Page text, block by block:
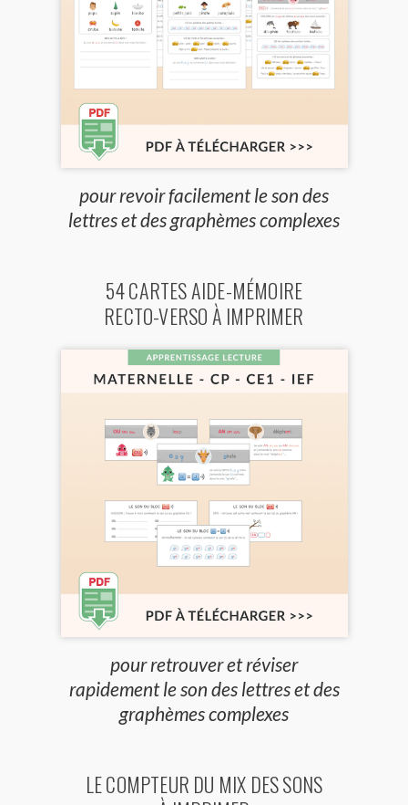
pour revoir facilement le son des
lettres et des graphèmes complexes
54 CARTES AIDE-MÉMOIRE
RECTO-VERSO À IMPRIMER
pour retrouver et réviser
rapidement le son des lettres et des
graphèmes complexes
LE COMPTEUR DU MIX DES SONS